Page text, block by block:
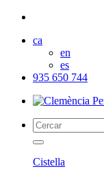
ca
en
es
935 650 744
Cistella